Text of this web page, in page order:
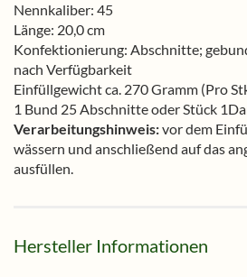
Nennkaliber: 45
Länge: 20,0 cm
Konfektionierung: Abschnitte;
nach Verfügbarkeit
Einfüllgewicht ca. 270 Gramm (Pro
1 Bund 25 Abschnitte oder Stück
Verarbeitungshinweis:vor dem
wässern und anschließend auf das
ausfüllen.
Hersteller Informationen